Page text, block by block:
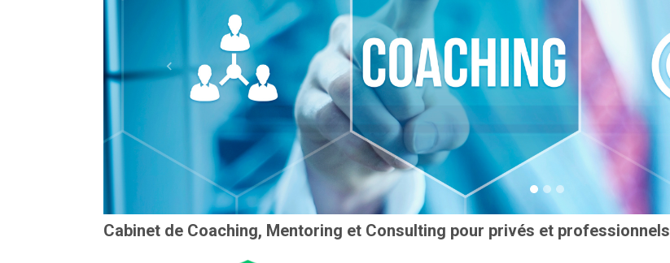
Previous
Cabinet de Coaching, Mentoring et Consulting pour privés et professionnels